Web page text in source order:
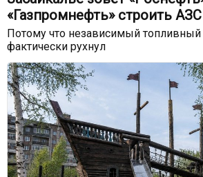
«Газпромнефть» строить АЗС
Потому что независимый
фактически рухнул